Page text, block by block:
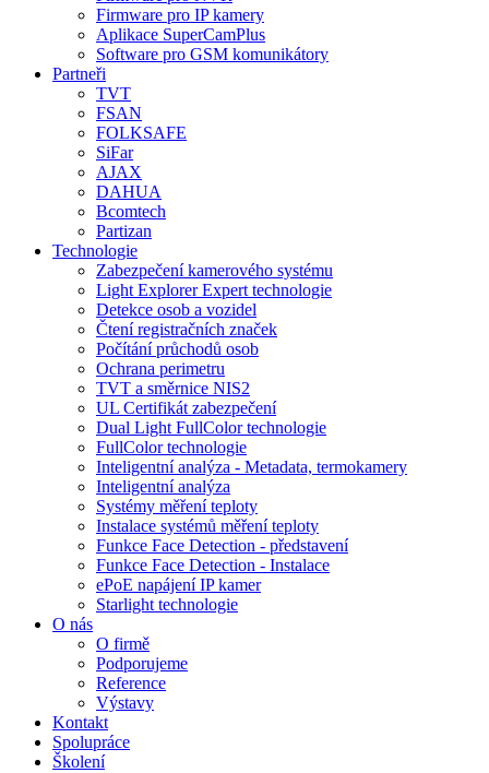
Firmware pro IP kamery
Aplikace SuperCamPlus
Software pro GSM komunikátory
Partneři
TVT
FSAN
FOLKSAFE
SiFar
AJAX
DAHUA
Bcomtech
Partizan
Technologie
Zabezpečení kamerového systému
Light Explorer Expert technologie
Detekce osob a vozidel
Čtení registračních značek
Počítání průchodů osob
Ochrana perimetru
TVT a směrnice NIS2
UL Certifikát zabezpečení
Dual Light FullColor technologie
FullColor technologie
Inteligentní analýza - Metadata, termokamery
Inteligentní analýza
Systémy měření teploty
Instalace systémů měření teploty
Funkce Face Detection - představení
Funkce Face Detection - Instalace
ePoE napájení IP kamer
Starlight technologie
O nás
O firmě
Podporujeme
Reference
Výstavy
Kontakt
Spolupráce
Školení